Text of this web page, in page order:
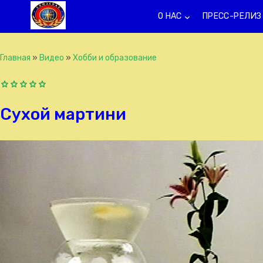
О НАС keyboard_arrow_down ПРЕСС-РЕЛИЗ
Главная » Видео » Хобби и образование
Сухой мартини